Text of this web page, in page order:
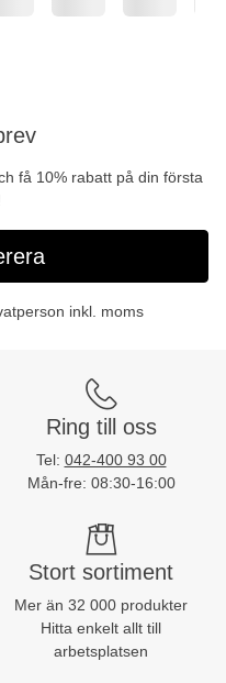
få 10% rabatt på din första
inkl. moms
Ring till oss
Tel: 042-400 93 00
Mån-fre: 08:30-16:00
Stort sortiment
Mer än 32 000 produkter
Hitta enkelt allt till
arbetsplatsen